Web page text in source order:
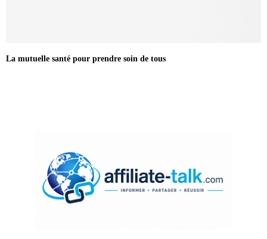
La mutuelle santé pour prendre soin de tous